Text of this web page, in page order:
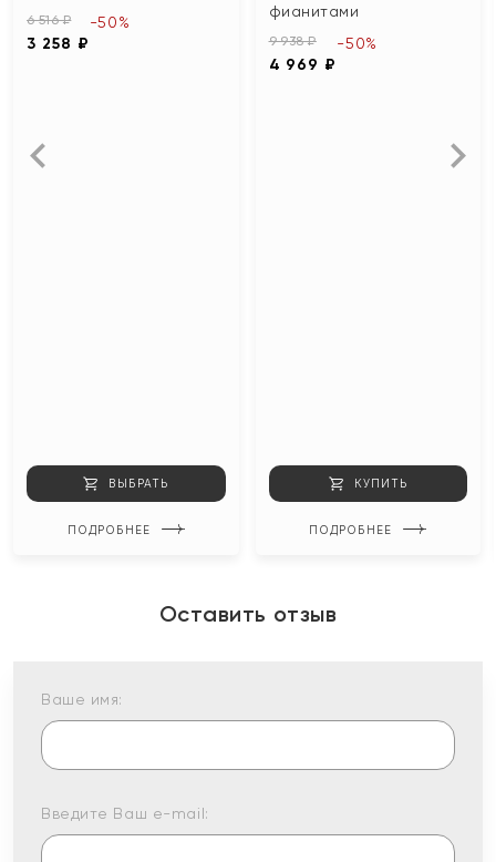
6 516 ₽
3 258 ₽
-50%
ВЫБРАТЬ
ПОДРОБНЕЕ
фианитами
9 938 ₽
4 969 ₽
-50%
КУПИТЬ
ПОДРОБНЕЕ
Оставить отзыв
Ваше имя:
Введите Ваш e-mail: